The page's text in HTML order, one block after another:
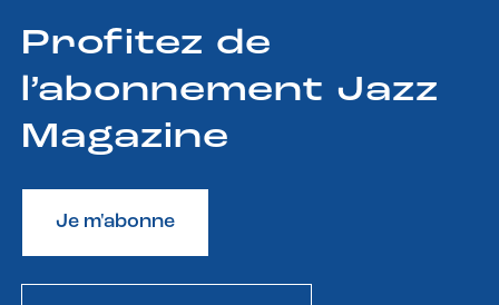
Profitez de
l’abonnement Jazz
Magazine
Je m'abonne